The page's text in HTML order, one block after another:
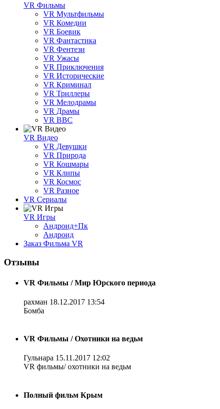
VR Фильмы
VR Мультфильмы
VR Комедии
VR Боевик
VR Фантастика
VR Фентези
VR Ужасы
VR Приключения
VR Исторические
VR Криминал
VR Триллеры
VR Мелодрамы
VR Драмы
VR BBC
VR Видео
VR Девушки
VR Природа
VR Кошмары
VR Клипы
VR Космос
VR Разное
VR Сериалы
VR Игры
Андроид+Пк
Андроид
Заказ Фильма VR
Отзывы
VR Фильмы / Мир Юрского периода
рахман 18.12.2017 13:54
Бомба
VR Фильмы / Охотники на ведьм
Гульнара 15.11.2017 12:02
VR фильмы/ охотники на ведьм
Полный фильм Крым